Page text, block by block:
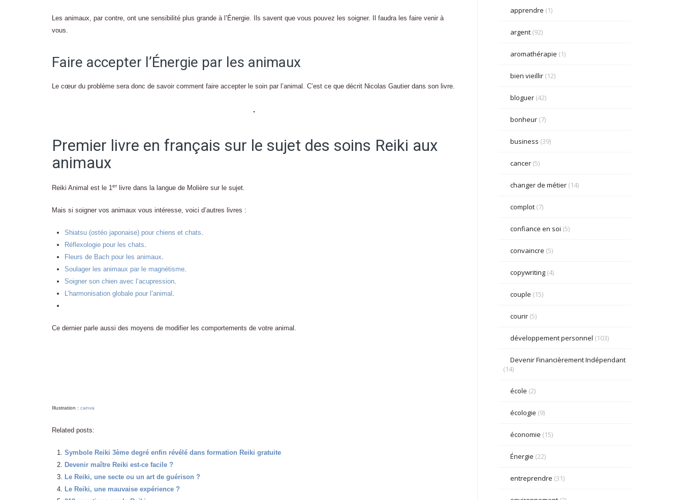
Les animaux, par contre, ont une sensibilité plus grande à l’Énergie. Ils savent que vous pouvez les soigner. Il faudra les faire venir à
vous.
Faire accepter l’Énergie par les animaux
Le cœur du problème sera donc de savoir comment faire accepter le soin par l’animal. C’est ce que décrit Nicolas Gautier dans son livre.
Premier livre en français sur le sujet des soins Reiki aux
animaux
Reiki Animal est le 1erlivre dans la langue de Molière sur le sujet.
Mais si soigner vos animaux vous intéresse, voici d’autres livres :
Shiatsu (ostéo japonaise) pour chiens et chats.
Réflexologie pour les chats.
Fleurs de Bach pour les animaux.
Soulager les animaux par le magnétisme.
Soigner son chien avec l’acupression.
L’harmonisation globale pour l’animal .
Ce dernier parle aussi des moyens de modifier les comportements de votre animal.
Illustration : canva
Related posts:
Symbole Reiki 3ème degré enfin révélé dans formation Reiki gratuite
Devenir maître Reiki est-ce facile ?
Le Reiki, une secte ou un art de guérison ?
Le Reiki, une mauvaise expérience ?
apprendre (1)
argent(92)
aromathérapie (1)
bien vieillir(12)
bloguer(42)
bonheur(7)
business (39)
cancer(5)
changer de métier(14)
complot(7)
confiance en soi (5)
convaincre (5)
copywriting(4)
couple (15)
courir(5)
développement personnel (103)
Devenir Financièrement Indépendant
(14)
école (2)
écologie (9)
économie (15)
Énergie (22)
entreprendre (31)